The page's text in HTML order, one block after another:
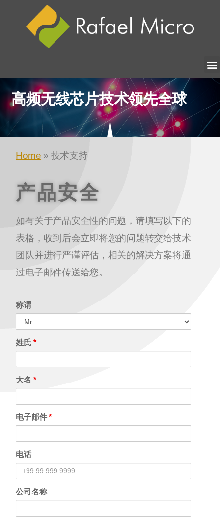
高频无线芯片技术领先全球
Home » 技术支持
产品安全
如有关于产品安全性的问题，请填写以下的
表格，收到后会立即将您的问题转交给技术
团队并进行严谨评估，相关的解决方案将通
过电子邮件传送给您。
称谓
姓氏 *
大名 *
电子邮件*
电话
公司名称